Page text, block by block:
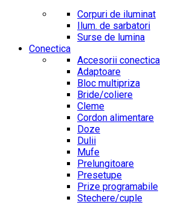
Corpuri de iluminat
Ilum. de sarbatori
Surse de lumina
Conectica
Accesorii conectica
Adaptoare
Bloc multipriza
Bride/coliere
Cleme
Cordon alimentare
Doze
Dulii
Mufe
Prelungitoare
Presetupe
Prize programabile
Stechere/cuple